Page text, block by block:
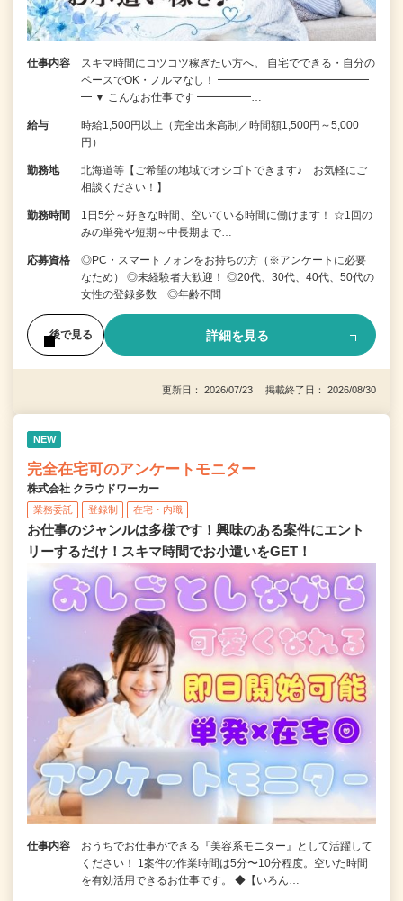
仕事内容
スキマ時間にコツコツ稼ぎたい方へ。 自宅でできる・自分の
ペースでOK・ノルマなし！ ━━━━━━━━━━━━━━
━ ▼ こんなお仕事です ━━━━━…
給与
時給1,500円以上（完全出来高制／時間額1,500円～5,000
円）
勤務地
北海道等【ご希望の地域でオシゴトできます♪ お気軽にご
相談ください！】
勤務時間
1日5分～好きな時間、空いている時間に働けます！ ☆1回の
みの単発や短期～中長期まで…
応募資格
◎PC・スマートフォンをお持ちの方（※アンケートに必要
なため） ◎未経験者大歓迎！ ◎20代、30代、40代、50代の
女性の登録多数 ◎年齢不問
後で見る 詳細を見る
更新日： 2026/07/23 掲載終了日： 2026/08/30
NEW
完全在宅可のアンケートモニター
株式会社 クラウドワーカー
業務委託 登録制 在宅・内職
お仕事のジャンルは多様です！興味のある案件にエント
リーするだけ！スキマ時間でお小遣いをGET！
仕事内容
おうちでお仕事ができる『美容系モニター』として活躍して
ください！ 1案件の作業時間は5分〜10分程度。空いた時間
を有効活用できるお仕事です。 ◆【いろん…